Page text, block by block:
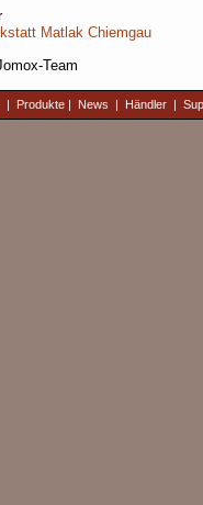
Matlak Chiemgau
Team
| Produkte | News | Händler |